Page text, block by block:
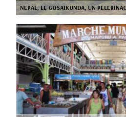
NEPAL, LE GOSAIKUNDA, UN